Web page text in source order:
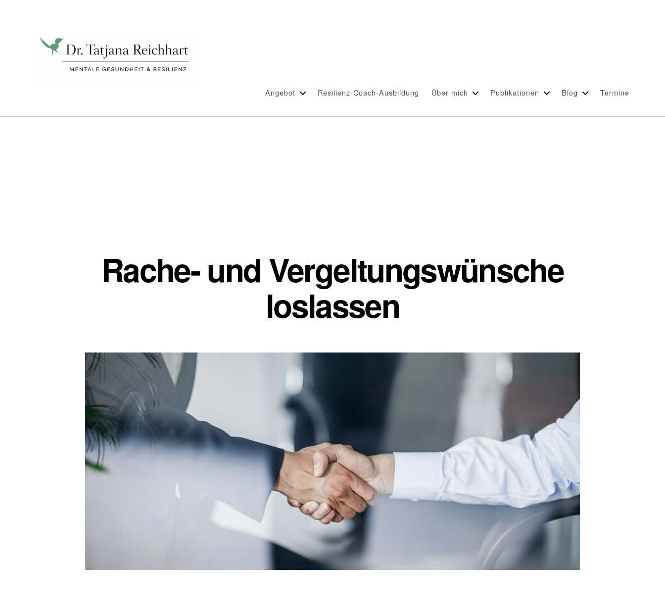
Angebot Resilienz-Coach-Ausbildung Über mich Publikationen Blog Termine
Rache- und Vergeltungswünsche
loslassen